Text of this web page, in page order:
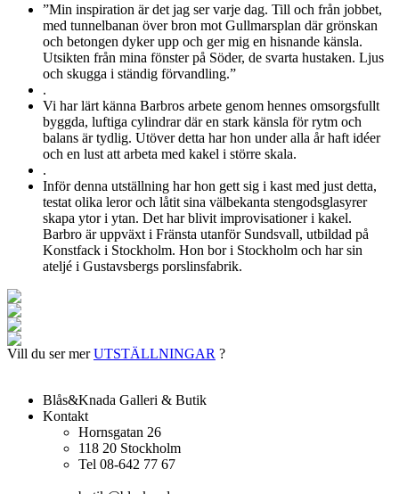
”Min inspiration är det jag ser varje dag. Till och från jobbet,
med tunnelbanan över bron mot Gullmarsplan där grönskan
och betongen dyker upp och ger mig en hisnande känsla.
Utsikten från mina fönster på Söder, de svarta hustaken. Ljus
och skugga i ständig förvandling.”
.
Vi har lärt känna Barbros arbete genom hennes omsorgsfullt
byggda, luftiga cylindrar där en stark känsla för rytm och
balans är tydlig. Utöver detta har hon under alla år haft idéer
och en lust att arbeta med kakel i större skala.
.
Inför denna utställning har hon gett sig i kast med just detta,
testat olika leror och låtit sina välbekanta stengodsglasyrer
skapa ytor i ytan. Det har blivit improvisationer i kakel.
Barbro är uppväxt i Fränsta utanför Sundsvall, utbildad på
Konstfack i Stockholm. Hon bor i Stockholm och har sin
ateljé i Gustavsbergs porslinsfabrik.
Vill du ser merUTSTÄLLNINGAR ?
Blås&Knada Galleri & Butik
Kontakt
Hornsgatan 26
118 20 Stockholm
Tel 08-642 77 67